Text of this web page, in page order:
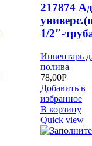
217874
1/2″-
Инвентарь
полива
78,00Р
Добавить в
избранное
В корзину
Quick view